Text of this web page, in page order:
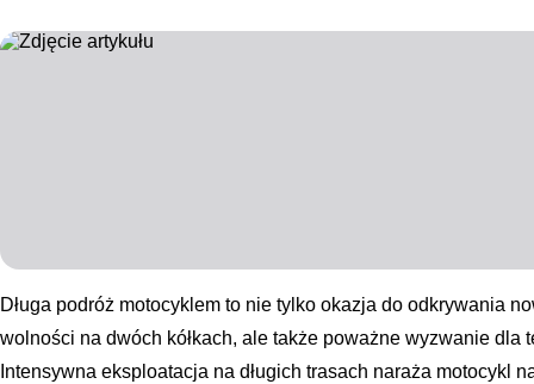
Długa podróż motocyklem to nie tylko okazja do odkrywania
wolności na dwóch kółkach, ale także poważne wyzwanie dla
Intensywna eksploatacja na długich trasach naraża motocykl